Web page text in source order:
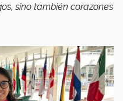
sino también corazones